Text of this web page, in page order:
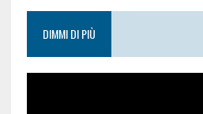
DIMMI DI PIÙ